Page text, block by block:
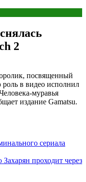
2
посвященный
в видео исполнил
муравья
издание Gamatsu.
сериала
проходит через